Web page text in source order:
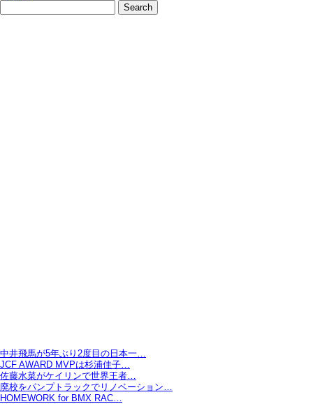
中井飛馬が5年ぶり2度目の日本一…
JCF AWARD MVPは杉浦佳子…
佐藤水菜がケイリンで世界王者…
廃校をパンプトラックでリノベーション…
HOMEWORK for BMX RAC…